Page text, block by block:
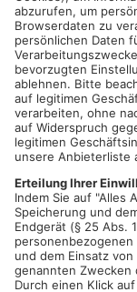
Großwallstadt hat in
Ausgleich gegen
Mannschaften
Heimspiel geht’s
den VfL Lübeck-
aktuell weiter im
Artikel teilen